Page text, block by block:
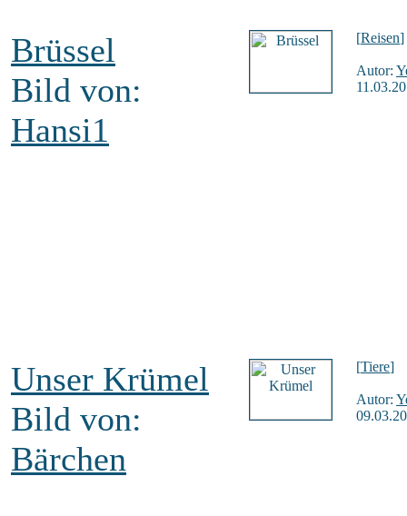
Brüssel
Bild von:
Hansi1
[Reisen]
Autor:
Unser Krümel
Bild von:
Bärchen
[Tiere]
Autor: